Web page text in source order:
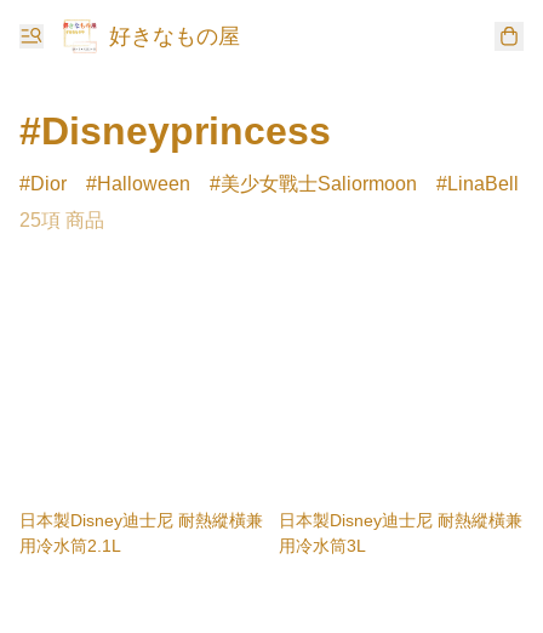
好きなもの屋
#Disneyprincess
Dior Halloween 美少女戰士Saliormoon
LinaBell
25項 商品
日本製Disney迪士尼 耐熱縱橫兼
用冷水筒2.1L
日本製Disney迪士尼 耐熱縱橫兼
用冷水筒3L